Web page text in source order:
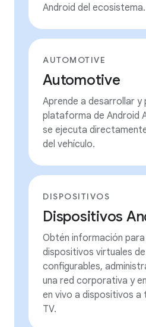
Android del ecosistema.
AUTOMOTIVE
Automotive
Aprende a desarrollar y
plataforma de Android
se ejecuta
del vehículo.
DISPOSITIVOS
Dispositivos
Obtén información
dispositivos virtuales
configurables,
una red corporativa y
en vivo a dispositivos a
TV.